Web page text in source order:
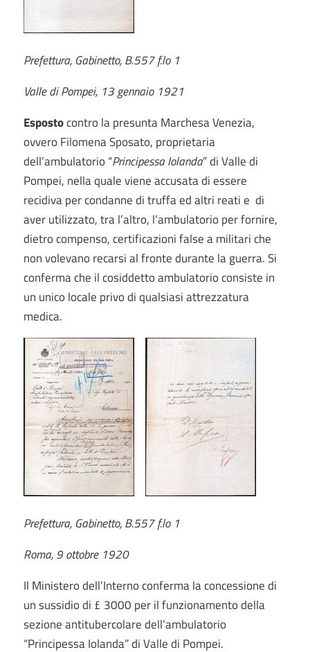
Prefettura, Gabinetto, B.557 f.lo 1
Valle di Pompei, 13 gennaio 1921
Espostocontro la presunta Marchesa Venezia,
ovvero Filomena Sposato, proprietaria
dell’ambulatorio “Principessa Iolanda” di Valle di
Pompei, nella quale viene accusata di essere
recidiva per condanne di truffa ed altri reati e di
aver utilizzato, tra l’altro, l’ambulatorio per fornire,
dietro compenso, certificazioni false a militari che
non volevano recarsi al fronte durante la guerra. Si
conferma che il cosiddetto ambulatorio consiste in
un unico locale privo di qualsiasi attrezzatura
medica.
Prefettura, Gabinetto, B.557 f.lo 1
Roma, 9 ottobre 1920
Il Ministero dell’Interno conferma la concessione di
un sussidio di £ 3000 per il funzionamento della
sezione antitubercolare dell’ambulatorio
“Principessa Iolanda” di Valle di Pompei.